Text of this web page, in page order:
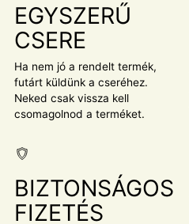
EGYSZERŰ
CSERE
Ha nem jó a rendelt termék,
futárt küldünk a cseréhez.
Neked csak vissza kell
csomagolnod a terméket.
BIZTONSÁGOS
FIZETÉS